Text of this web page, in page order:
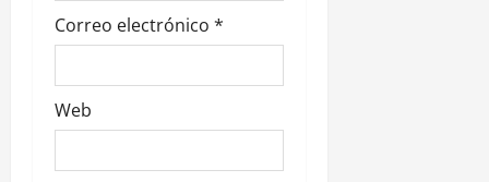
Correo electrónico *
Web